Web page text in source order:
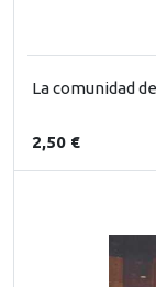
La comunidad
2,50 €